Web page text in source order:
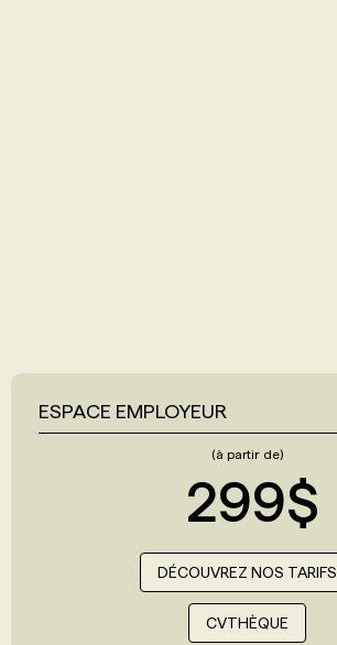
ESPACE EMPLOYEUR
(à partir de)
299$
DÉCOUVREZ NOS TARIFS
CVTHÈQUE